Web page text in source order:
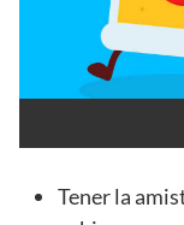
Tener la